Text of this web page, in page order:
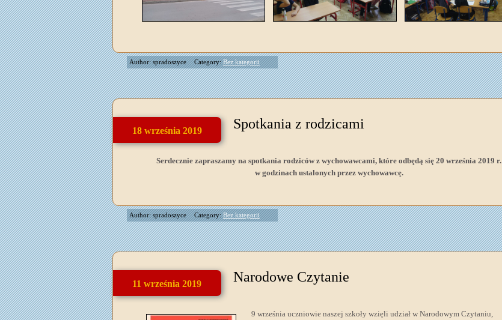
Author: spradoszyce Category:Bez kategorii
18 września 2019 Spotkania z rodzicami
Serdecznie zapraszamy na spotkania rodziców z wychowawcami, które odbędą się 20 września 2019 r.
w godzinach ustalonych przez wychowawcę.
Author: spradoszyce Category:Bez kategorii
11 września 2019 Narodowe Czytanie
9 września uczniowie naszej szkoły wzięli udział w Narodowym Czytaniu,